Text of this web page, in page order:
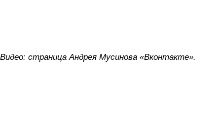
Видео: страница Андрея Мусинова «Вконтакте».